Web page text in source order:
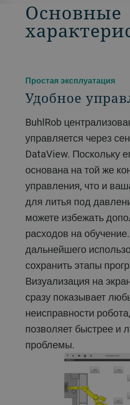
Основные
Простая эксплуатация
Удобное
BuhlRob
управляется через
DataView. Поскольку
основана на той же
управления, что и
для литья под
можете избежать
расходов на
дальнейшего
сохранить этапы
Визуализация на
сразу показывает
неисправности
позволяет быстрее и
проблемы.